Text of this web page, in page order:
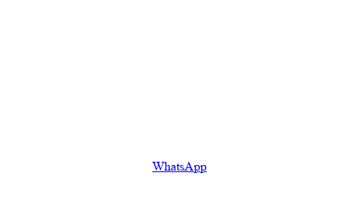
WhatsApp